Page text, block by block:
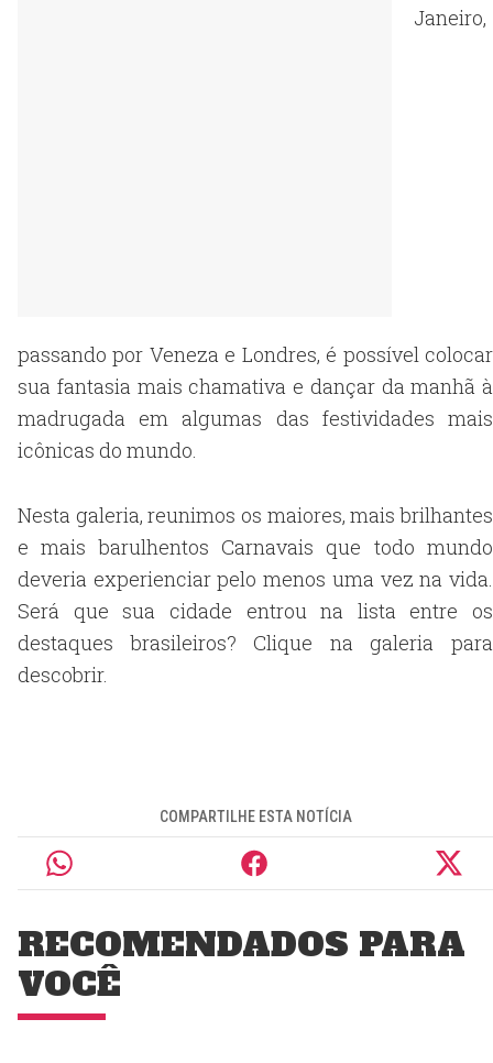
Janeiro,
passando por Veneza e Londres, é possível colocar
sua fantasia mais chamativa e dançar da manhã à
madrugada em algumas das festividades mais
icônicas do mundo.
Nesta galeria, reunimos os maiores, mais brilhantes
e mais barulhentos Carnavais que todo mundo
deveria experienciar pelo menos uma vez na vida.
Será que sua cidade entrou na lista entre os
destaques brasileiros? Clique na galeria para
descobrir.
COMPARTILHE ESTA NOTÍCIA
RECOMENDADOS PARA
VOCÊ